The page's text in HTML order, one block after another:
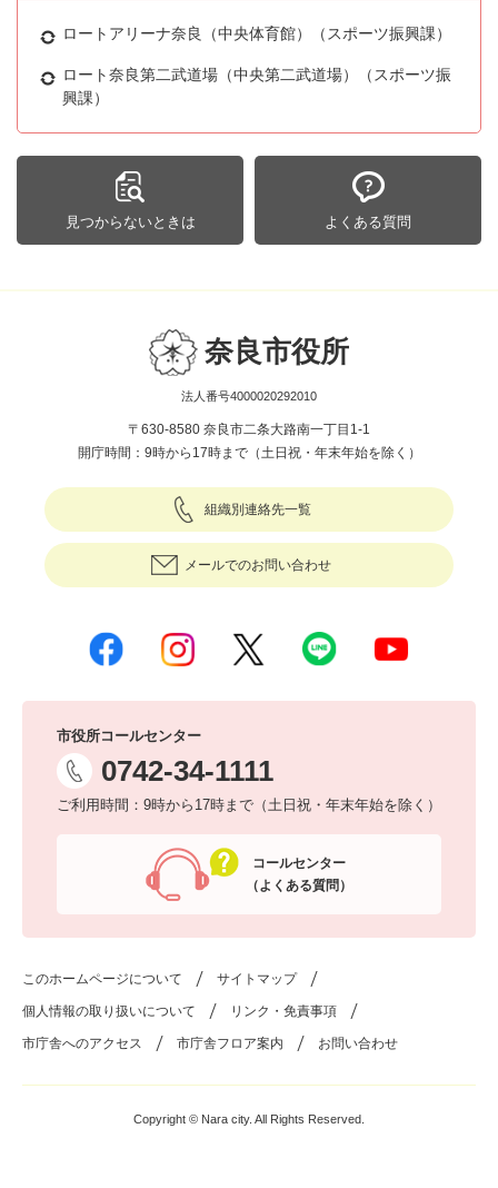
ロートアリーナ奈良（中央体育館）（スポーツ振興課）
ロート奈良第二武道場（中央第二武道場）（スポーツ振
興課）
見つからないときは よくある質問
奈良市役所
法人番号4000020292010
〒630-8580 奈良市二条大路南一丁目1-1
開庁時間：9時から17時まで（土日祝・年末年始を除く）
組織別連絡先一覧
メールでのお問い合わせ
市役所コールセンター
0742-34-1111
ご利用時間：9時から17時まで（土日祝・年末年始を除く）
コールセンター
（よくある質問）
このホームページについて サイトマップ
個人情報の取り扱いについて リンク・免責事項
市庁舎へのアクセス 市庁舎フロア案内 お問い合わせ
Copyright © Nara city. All Rights Reserved.